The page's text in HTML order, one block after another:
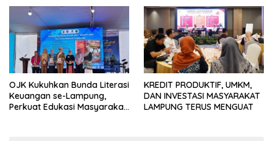
OJK Kukuhkan Bunda Literasi
Keuangan se-Lampung,
Perkuat Edukasi Masyarakat
KREDIT PRODUKTIF, UMKM,
DAN INVESTASI MASYARAKAT
LAMPUNG TERUS MENGUAT